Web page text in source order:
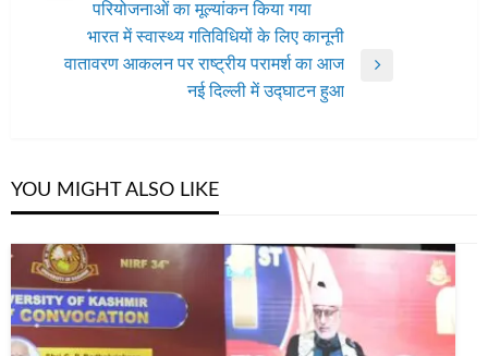
परियोजनाओं का मूल्यांकन किया गया
भारत में स्वास्थ्य गतिविधियों के लिए कानूनी
वातावरण आकलन पर राष्ट्रीय परामर्श का आज
नई दिल्ली में उद्घाटन हुआ
YOU MIGHT ALSO LIKE